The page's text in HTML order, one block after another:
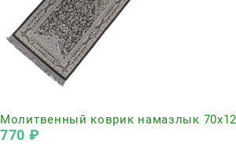
Молитвенный коврик намазлык
770 ₽